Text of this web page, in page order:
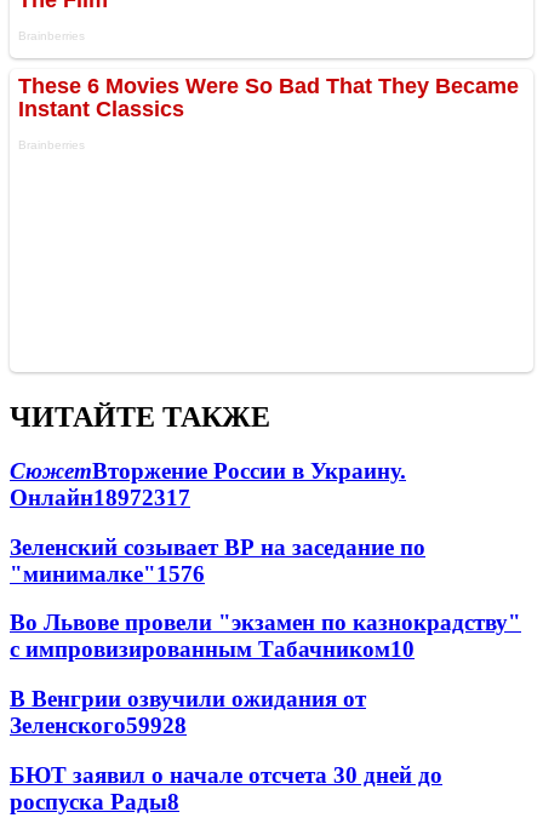
ЧИТАЙТЕ ТАКЖЕ
СюжетВторжение России в Украину.
Онлайн18972317
Зеленский созывает ВР на заседание по
"минималке"1576
Во Львове провели "экзамен по казнокрадству"
с импровизированным Табачником10
В Венгрии озвучили ожидания от
Зеленского59928
БЮТ заявил о начале отсчета 30 дней до
роспуска Рады8